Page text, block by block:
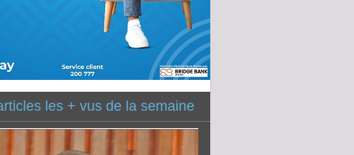
les + vus de la semaine